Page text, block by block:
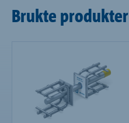
Brukte produkter